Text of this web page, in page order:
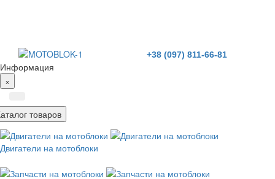
+38 (097) 811-66-81
Информация
×
товаров
Двигатели на мотоблоки